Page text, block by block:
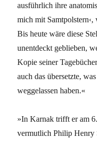
ausführlich ihre
mich mit Samtpolstern‹,
Bis heute wäre diese
unentdeckt geblieben,
Kopie seiner
auch das übersetzte,
weggelassen haben.«
»In Karnak trifft er am
vermutlich Philip Henry